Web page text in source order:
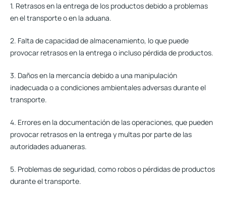
1. Retrasos en la entrega de los productos debido a problemas
en el transporte o en la aduana.
2. Falta de capacidad de almacenamiento, lo que puede
provocar retrasos en la entrega o incluso pérdida de productos.
3. Daños en la mercancía debido a una manipulación
inadecuada o a condiciones ambientales adversas durante el
transporte.
4. Errores en la documentación de las operaciones, que pueden
provocar retrasos en la entrega y multas por parte de las
autoridades aduaneras.
5. Problemas de seguridad, como robos o pérdidas de productos
durante el transporte.